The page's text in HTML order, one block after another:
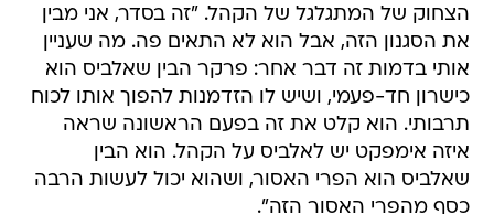
הצחוק של המתגלגל של הקהל. "זה בסדר, אני מבין
את הסגנון הזה, אבל הוא לא התאים פה. מה שעניין
אותי בדמות זה דבר אחר: פרקר הבין שאלביס הוא
כישרון חד-פעמי, ושיש לו הזדמנות להפוך אותו לכוח
תרבותי. הוא קלט את זה בפעם הראשונה שראה
איזה אימפקט יש לאלביס על הקהל. הוא הבין
שאלביס הוא הפרי האסור, ושהוא יכול לעשות הרבה
כסף מהפרי האסור הזה".